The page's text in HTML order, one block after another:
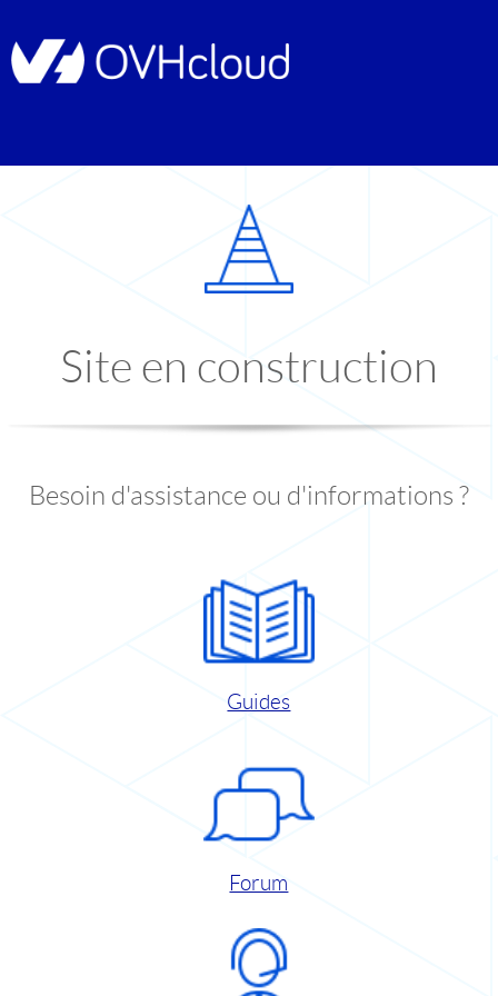
Site en construction
Besoin d'assistance ou d'informations ?
Guides
Forum